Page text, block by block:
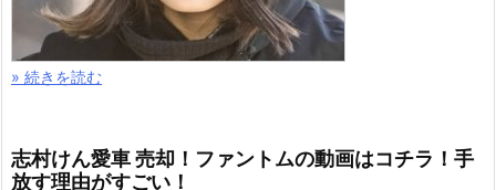
» 続きを読む
志村けん愛車 売却！ファントムの動画はコチラ！手
放す理由がすごい！